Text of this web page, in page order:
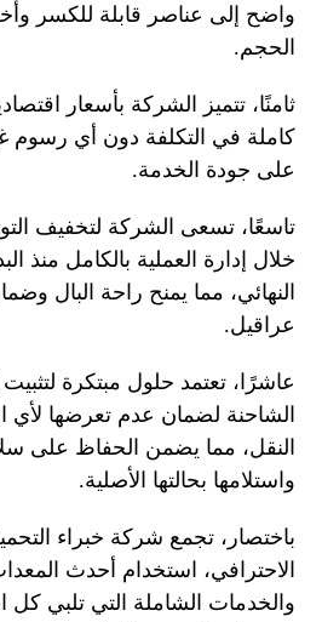
واضح إلى عناصر قابلة للكسر
الحجم.
ثامنًا، تتميز الشركة بأسعار
كاملة في التكلفة دون أي رسوم
على جودة الخدمة.
تاسعًا، تسعى الشركة لتخفيف
خلال إدارة العملية بالكامل منذ
النهائي، مما يمنح راحة البال
عراقيل.
عاشرًا، تعتمد حلول مبتكرة
الشاحنة لضمان عدم تعرضها لأي
النقل، مما يضمن الحفاظ على
واستلامها بحالتها الأصلية.
باختصار، تجمع شركة خبراء
الاحترافي، استخدام أحدث
والخدمات الشاملة التي تلبي كل